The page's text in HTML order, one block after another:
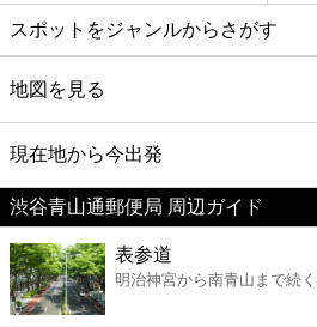
スポットをジャンルからさがす
グルメ
映画
美容
コンビニ
地図を見る
現在地から今出発
渋谷青山通郵便局 周辺ガイド
表参道
明治神宮から南青山まで続